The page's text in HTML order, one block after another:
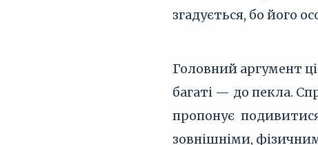
згадується, бо його
Головний аргумент
багаті — до пекла.
пропонує
зовнішніми,